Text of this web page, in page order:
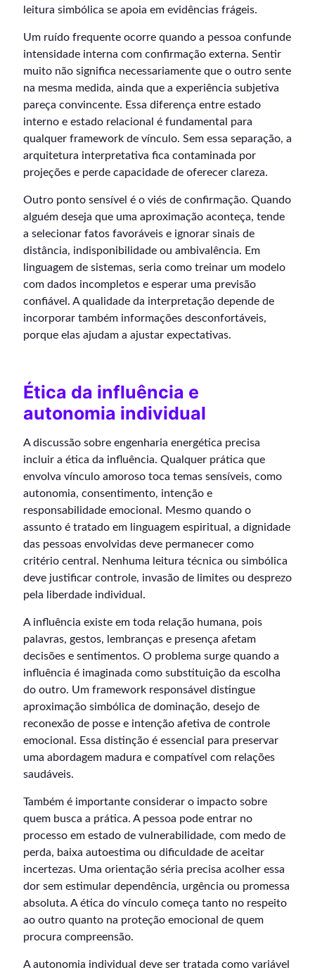
leitura simbólica se apoia em evidências frágeis.
Um ruído frequente ocorre quando a pessoa confunde
intensidade interna com confirmação externa. Sentir
muito não significa necessariamente que o outro sente
na mesma medida, ainda que a experiência subjetiva
pareça convincente. Essa diferença entre estado
interno e estado relacional é fundamental para
qualquer framework de vínculo. Sem essa separação, a
arquitetura interpretativa fica contaminada por
projeções e perde capacidade de oferecer clareza.
Outro ponto sensível é o viés de confirmação. Quando
alguém deseja que uma aproximação aconteça, tende
a selecionar fatos favoráveis e ignorar sinais de
distância, indisponibilidade ou ambivalência. Em
linguagem de sistemas, seria como treinar um modelo
com dados incompletos e esperar uma previsão
confiável. A qualidade da interpretação depende de
incorporar também informações desconfortáveis,
porque elas ajudam a ajustar expectativas.
Ética da influência e
autonomia individual
A discussão sobre engenharia energética precisa
incluir a ética da influência. Qualquer prática que
envolva vínculo amoroso toca temas sensíveis, como
autonomia, consentimento, intenção e
responsabilidade emocional. Mesmo quando o
assunto é tratado em linguagem espiritual, a dignidade
das pessoas envolvidas deve permanecer como
critério central. Nenhuma leitura técnica ou simbólica
deve justificar controle, invasão de limites ou desprezo
pela liberdade individual.
A influência existe em toda relação humana, pois
palavras, gestos, lembranças e presença afetam
decisões e sentimentos. O problema surge quando a
influência é imaginada como substituição da escolha
do outro. Um framework responsável distingue
aproximação simbólica de dominação, desejo de
reconexão de posse e intenção afetiva de controle
emocional. Essa distinção é essencial para preservar
uma abordagem madura e compatível com relações
saudáveis.
Também é importante considerar o impacto sobre
quem busca a prática. A pessoa pode entrar no
processo em estado de vulnerabilidade, com medo de
perda, baixa autoestima ou dificuldade de aceitar
incertezas. Uma orientação séria precisa acolher essa
dor sem estimular dependência, urgência ou promessa
absoluta. A ética do vínculo começa tanto no respeito
ao outro quanto na proteção emocional de quem
procura compreensão.
A autonomia individual deve ser tratada como variável